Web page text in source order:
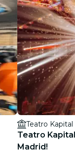
Teatro Kapital
Teatro
Madrid!